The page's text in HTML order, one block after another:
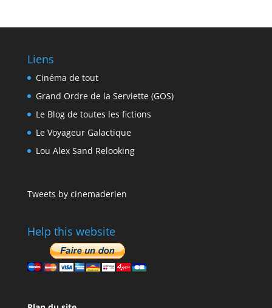
Liens
Cinéma de tout
Grand Ordre de la Serviette (GOS)
Le Blog de toutes les fictions
Le Voyageur Galactique
Lou Alex Sand Relooking
Tweets by cinemaderien
Help this website